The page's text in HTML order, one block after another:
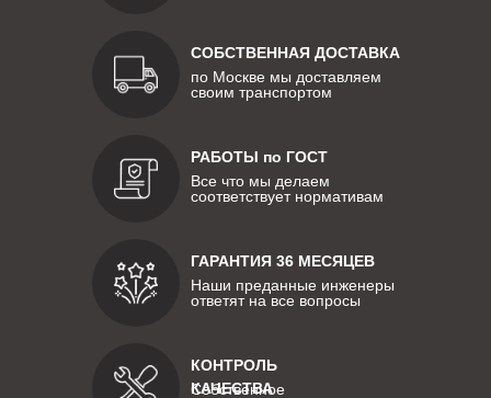
СОБСТВЕННАЯ ДОСТАВКА
по Москве мы доставляем
своим транспортом
РАБОТЫ по ГОСТ
Все что мы делаем
соответствует нормативам
КОНТРОЛЬ
КАЧЕСТВА
Собственное
ГАРАНТИЯ 36 МЕСЯЦЕВ
Наши преданные инженеры
ответят на все вопросы